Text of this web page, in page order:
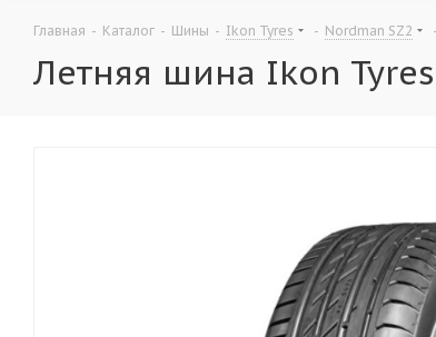
Главная - Каталог - Шины - Ikon Tyres - Nordman SZ2 -
Летняя шина Ikon